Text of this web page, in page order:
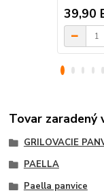
39,90
Tovar zaradený
GRILOVACIE
PAELLA
Paella panvice